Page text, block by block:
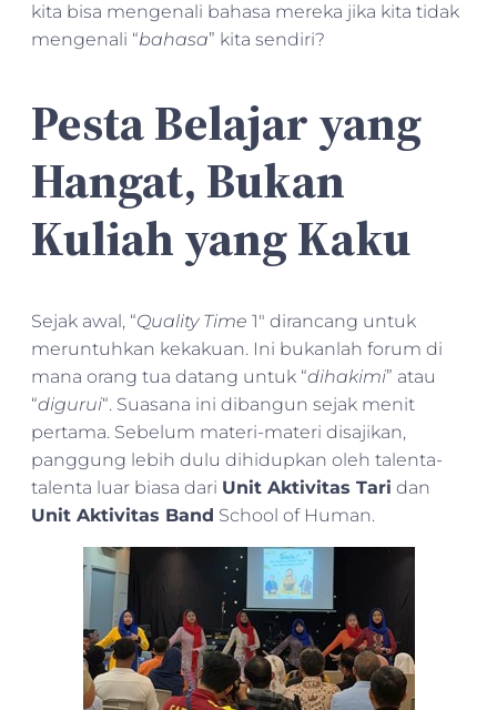
kita bisa mengenali bahasa mereka jika kita tidak
mengenali “bahasa” kita sendiri?
Pesta Belajar yang
Hangat, Bukan
Kuliah yang Kaku
Sejak awal, “Quality Time 1″ dirancang untuk
meruntuhkan kekakuan. Ini bukanlah forum di
mana orang tua datang untuk “dihakimi” atau
“digurui“. Suasana ini dibangun sejak menit
pertama. Sebelum materi-materi disajikan,
panggung lebih dulu dihidupkan oleh talenta-
talenta luar biasa dari Unit Aktivitas Tari dan
Unit Aktivitas Band School of Human.